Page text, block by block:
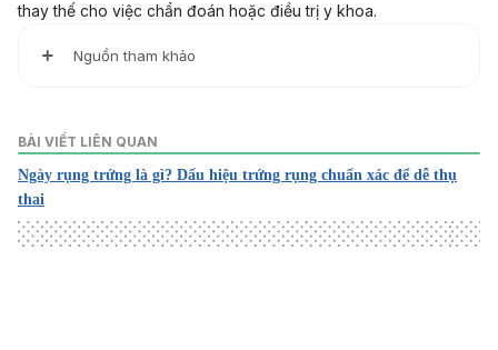
thay thế cho việc chẩn đoán hoặc điều trị y khoa.
Nguồn tham khảo
https://www.nhs.uk/common-health-questions/womens-
health/how-can-i-tell-when-i-am-ovulating/
Ovulation signs
Getting pregnant
BÀI VIẾT LIÊN QUAN
Ngày rụng trứng là gì? Dấu hiệu trứng rụng chuẩn xác để dễ thụ
thai